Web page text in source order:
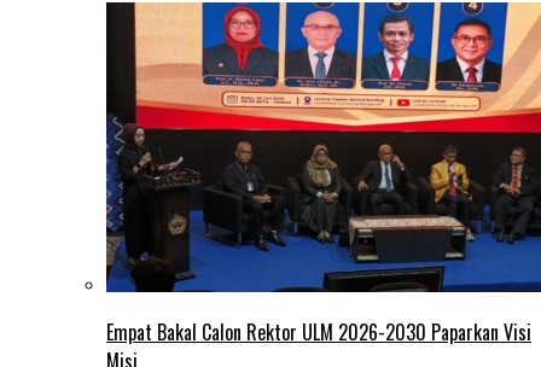
Empat Bakal Calon Rektor ULM 2026-2030 Paparkan Visi
Misi